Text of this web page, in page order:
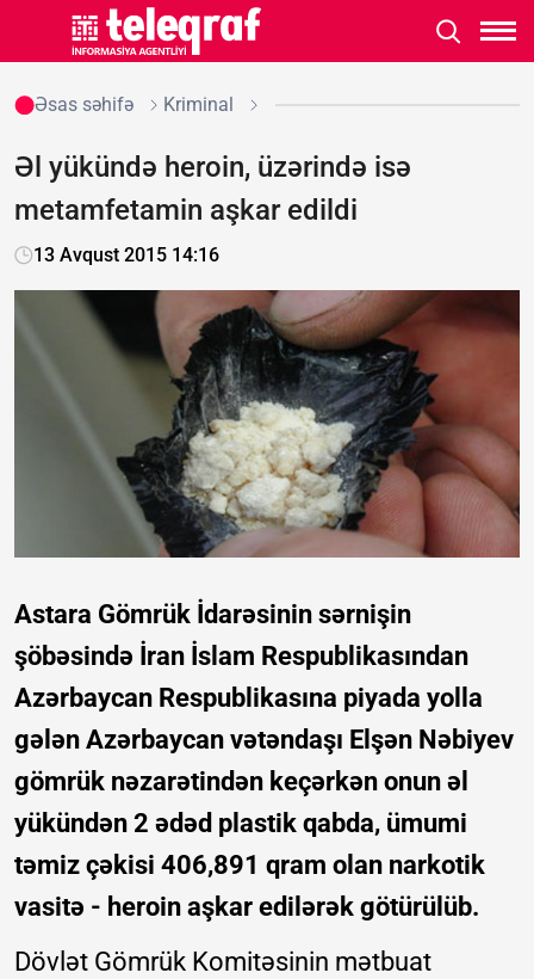
Əsas səhifə Kriminal
Əl yükündə heroin, üzərində isə
metamfetamin aşkar edildi
13 Avqust 2015 14:16
Astara Gömrük İdarəsinin sərnişin
şöbəsində İran İslam Respublikasından
Azərbaycan Respublikasına piyada yolla
gələn Azərbaycan vətəndaşı Elşən Nəbiyev
gömrük nəzarətindən keçərkən onun əl
yükündən 2 ədəd plastik qabda, ümumi
təmiz çəkisi 406,891 qram olan narkotik
vasitə - heroin aşkar edilərək götürülüb.
Dövlət Gömrük Komitəsinin mətbuat